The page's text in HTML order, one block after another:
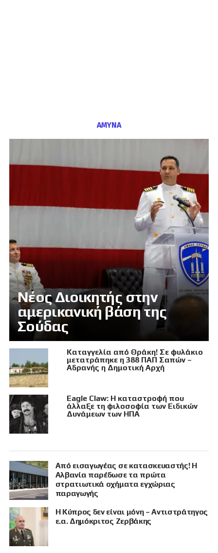
ΑΜΥΝΑ
Νέος Διοικητής στην
αμερικανική βάση της
Σούδας
Καταγγελία από Θράκη! Σε φυλάκιο
μετατράπηκε η 388 ΠΑΠ Σαπών –
Αδρανής η Δημοτική Αρχή
Eagle Claw: Η καταστροφή που
άλλαξε τη φιλοσοφία των Ειδικών
Δυνάμεων των ΗΠΑ
Από εισαγωγέας σε κατασκευαστής! Η
Αλβανία παρέδωσε τα πρώτα
στρατιωτικά οχήματα εγχώριας
παραγωγής
Η Κύπρος δεν είναι μόνη – Αντιστράτηγος
ε.α. Δημόκριτος Ζερβάκης